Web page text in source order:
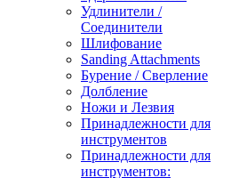
Удлинители /
Соединители
Шлифование
Sanding Attachments
Бурение / Сверление
Долбление
Ножи и Лезвия
Принадлежности для
инструментов
Принадлежности для
инструментов: